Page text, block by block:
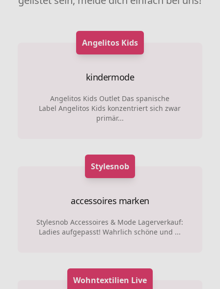
Angelitos Kids
kindermode
Angelitos Kids Outlet Das spanische
Label Angelitos Kids konzentriert sich zwar
primär...
Stylesnob
accessoires marken
Stylesnob Accessoires & Mode Lagerverkauf:
Ladies aufgepasst! Wahrlich schöne und ...
Wohntextilien Live